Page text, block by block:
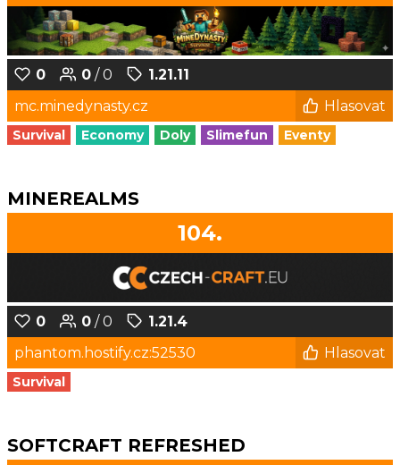
0 0 / 0
1.21.11
mc.minedynasty.cz
Hlasovat
Survival Economy Doly Slimefun Eventy
MINEREALMS
104.
0 0 / 0
1.21.4
phantom.hostify.cz:52530
Hlasovat
Survival
SOFTCRAFT REFRESHED